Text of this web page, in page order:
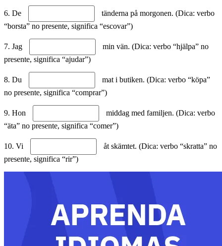
6. De
tänderna på morgonen. (Dica: verbo
“borsta” no presente, significa “escovar”)
7. Jag
min vän. (Dica: verbo “hjälpa” no
presente, significa “ajudar”)
8. Du
mat i butiken. (Dica: verbo “köpa”
no presente, significa “comprar”)
9. Hon
middag med familjen. (Dica: verbo
“äta” no presente, significa “comer”)
10. Vi
åt skämtet. (Dica: verbo “skratta” no
presente, significa “rir”)